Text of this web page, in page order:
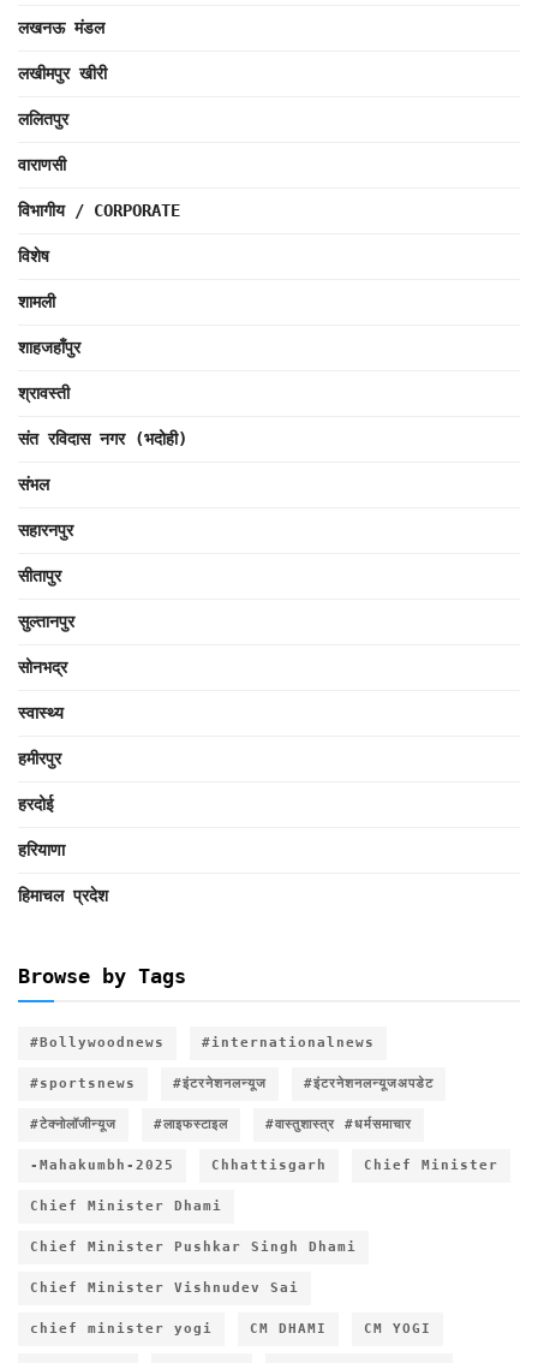
लखनऊ मंडल
लखीमपुर खीरी
ललितपुर
वाराणसी
विभागीय / CORPORATE
विशेष
शामली
शाहजहाँपुर
श्रावस्ती
संत रविदास नगर (भदोही)
संभल
सहारनपुर
सीतापुर
सुल्तानपुर
सोनभद्र
स्वास्थ्य
हमीरपुर
हरदोई
हरियाणा
हिमाचल प्रदेश
Browse by Tags
#Bollywoodnews #internationalnews
#sportsnews #इंटरनेशनलन्यूज #इंटरनेशनलन्यूजअपडेट
#टेक्नोलॉजीन्यूज #लाइफस्टाइल #वास्तुशास्त्र #धर्मसमाचार
-Mahakumbh-2025 Chhattisgarh Chief Minister
Chief Minister Dhami
Chief Minister Pushkar Singh Dhami
Chief Minister Vishnudev Sai
chief minister yogi CM DHAMI CM YOGI